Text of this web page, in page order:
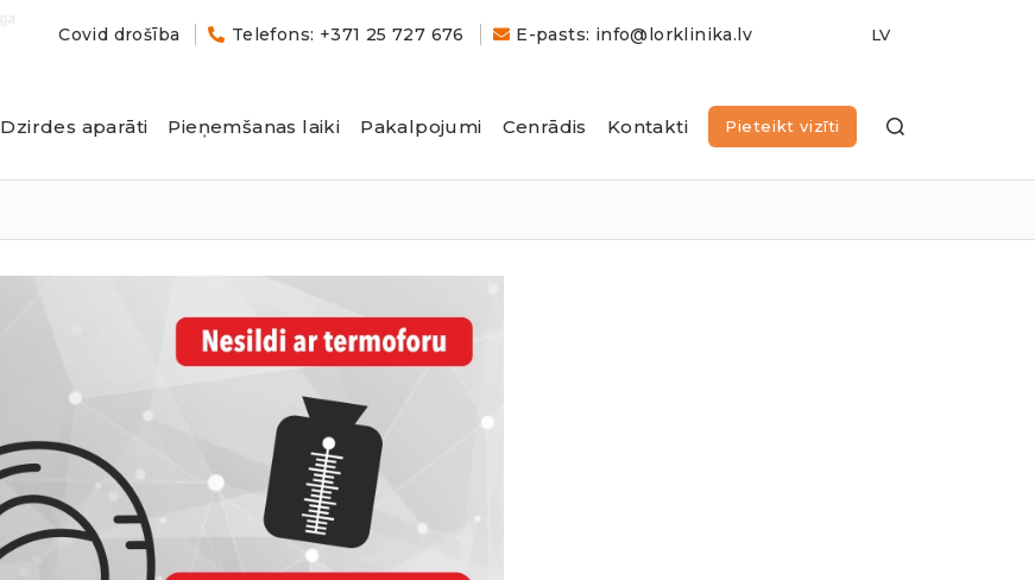
Covid drošība Telefons: +371 25 727 676 E-pasts: info@lorklinika.lv
Dzirdes aparāti Pieņemšanas laiki Pakalpojumi Cenrādis Kontakti Pieteikt vizīti